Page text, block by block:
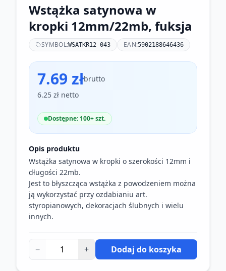
Wstążka satynowa w
kropki 12mm/22mb, fuksja
SYMBOL:WSATKR12-043 EAN:5902188646436
7.69 złbrutto
6.25 zł netto
Dostępne: 100+ szt.
Opis produktu
Wstążka satynowa w kropki o szerokości 12mm i
długości 22mb.
Jest to błyszcząca wstążka z powodzeniem można
ją wykorzystać przy ozdabianiu art.
styropianowych, dekoracjach ślubnych i wielu
innych.
− + Dodaj do koszyka